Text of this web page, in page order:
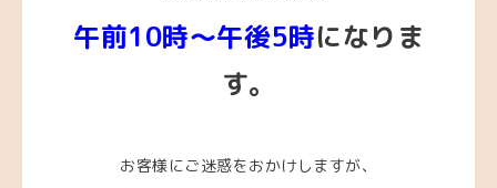
午前10時～午後5時になりま
す。
お客様にご迷惑をおかけしますが、